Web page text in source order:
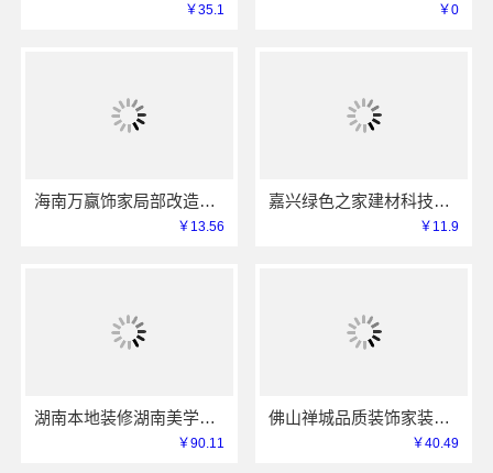
￥35.1 ￥0
海南万赢饰家局部改造家装明细报价精准透明
￥13.56
嘉兴绿色之家建材科技有限公司-同城专业家装团队环保
￥11.9
湖南本地装修湖南美学筑家建材商铺装修，本地工艺防潮防霉
￥90.11
佛山禅城品质装饰家装施工选佛山市雅居美家建筑装饰工程有限公司
￥40.49